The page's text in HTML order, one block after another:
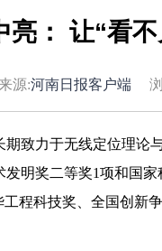
： 让“看
源:河南日报客户端 浏
致力于无线定位理论
明奖二等奖1项和国
程科技奖、全国创新争